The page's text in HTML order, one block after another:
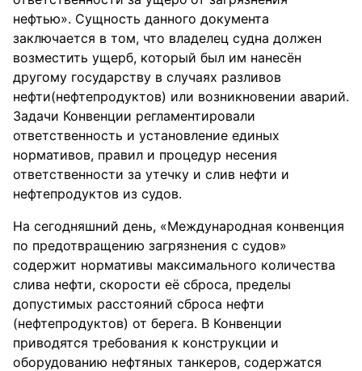
нефтью». Сущность данного документа
заключается в том, что владелец судна должен
возместить ущерб, который был им нанесён
другому государству в случаях разливов
нефти(нефтепродуктов) или возникновении аварий.
Задачи Конвенции регламентировали
ответственность и установление единых
нормативов, правил и процедур несения
ответственности за утечку и слив нефти и
нефтепродуктов из судов.
На сегодняшний день, «Международная конвенция
по предотвращению загрязнения с судов»
содержит нормативы максимального количества
слива нефти, скорости её сброса, пределы
допустимых расстояний сброса нефти
(нефтепродуктов) от берега. В Конвенции
приводятся требования к конструкции и
оборудованию нефтяных танкеров, содержатся